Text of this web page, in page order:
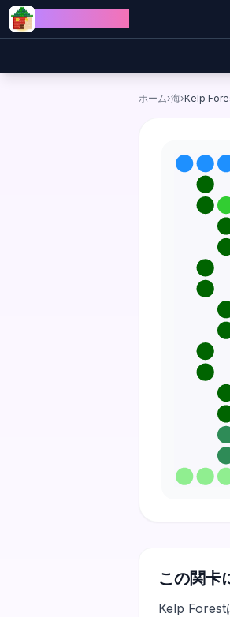
Skip to content
ホーム›海›Kelp
この関卡
Kelp Forest